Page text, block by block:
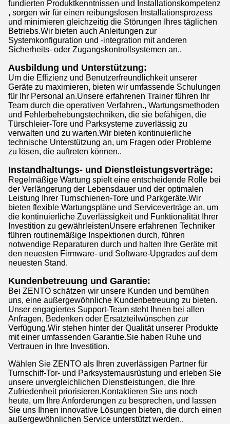
fundierten Produktkenntnissen und Installationskompetenz
, sorgen wir für einen reibungslosen Installationsprozess
und minimieren gleichzeitig die Störungen Ihres täglichen
Betriebs.Wir bieten auch Anleitungen zur
Systemkonfiguration und -integration mit anderen
Sicherheits- oder Zugangskontrollsystemen an..
Ausbildung und Unterstützung:
Um die Effizienz und Benutzerfreundlichkeit unserer
Geräte zu maximieren, bieten wir umfassende Schulungen
für Ihr Personal an.Unsere erfahrenen Trainer führen Ihr
Team durch die operativen Verfahren., Wartungsmethoden
und Fehlerbehebungstechniken, die sie befähigen, die
Türschleier-Tore und Parksysteme zuverlässig zu
verwalten und zu warten.Wir bieten kontinuierliche
technische Unterstützung an, um Fragen oder Probleme
zu lösen, die auftreten können..
Instandhaltungs- und Dienstleistungsverträge:
Regelmäßige Wartung spielt eine entscheidende Rolle bei
der Verlängerung der Lebensdauer und der optimalen
Leistung Ihrer Turnschienen-Tore und Parkgeräte.Wir
bieten flexible Wartungspläne und Serviceverträge an, um
die kontinuierliche Zuverlässigkeit und Funktionalität Ihrer
Investition zu gewährleistenUnsere erfahrenen Techniker
führen routinemäßige Inspektionen durch, führen
notwendige Reparaturen durch und halten Ihre Geräte mit
den neuesten Firmware- und Software-Upgrades auf dem
neuesten Stand.
Kundenbetreuung und Garantie:
Bei ZENTO schätzen wir unsere Kunden und bemühen
uns, eine außergewöhnliche Kundenbetreuung zu bieten.
Unser engagiertes Support-Team steht Ihnen bei allen
Anfragen, Bedenken oder Ersatzteilwünschen zur
Verfügung.Wir stehen hinter der Qualität unserer Produkte
mit einer umfassenden Garantie.Sie haben Ruhe und
Vertrauen in Ihre Investition.
Wählen Sie ZENTO als Ihren zuverlässigen Partner für
Turnschiff-Tor- und Parksystemausrüstung und erleben Sie
unsere unvergleichlichen Dienstleistungen, die Ihre
Zufriedenheit priorisieren.Kontaktieren Sie uns noch
heute, um Ihre Anforderungen zu besprechen, und lassen
Sie uns Ihnen innovative Lösungen bieten, die durch einen
außergewöhnlichen Service unterstützt werden..